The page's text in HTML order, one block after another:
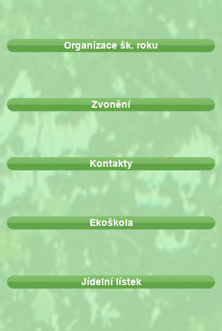
Organizace šk. roku
Zvonění
Kontakty
Ekoškola
Jídelní lístek